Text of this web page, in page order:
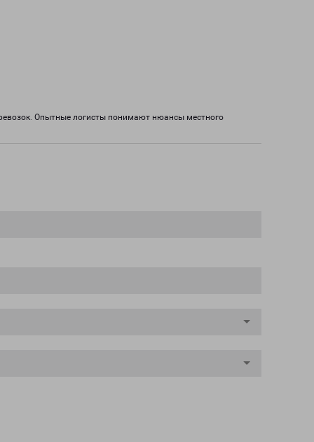
Опытные логисты понимают нюансы местного